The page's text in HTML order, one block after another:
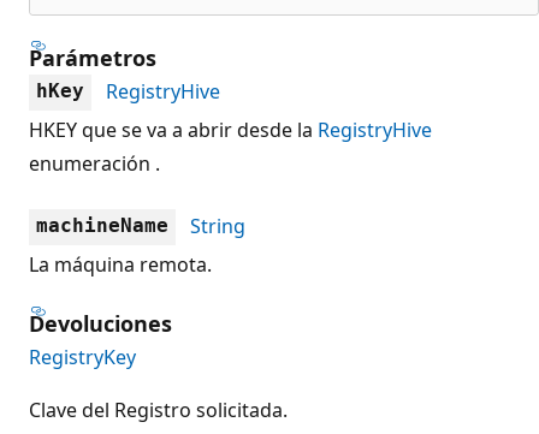
Parámetros
hKey
RegistryHive
HKEY que se va a abrir desde la RegistryHive
enumeración .
machineName
String
La máquina remota.
Devoluciones
RegistryKey
Clave del Registro solicitada.